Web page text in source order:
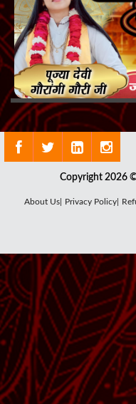
Copyright 2026
About Us| Privacy Policy|